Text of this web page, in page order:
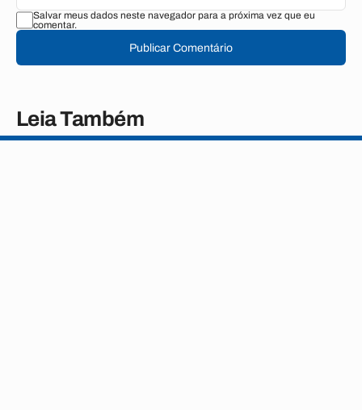
Salvar meus dados neste navegador para a próxima vez que eu
comentar.
Publicar Comentário
Leia Também